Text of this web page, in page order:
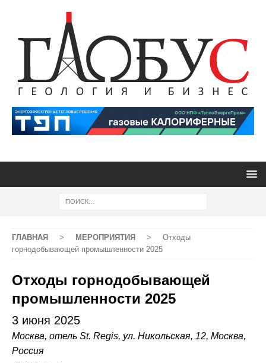
ГЛАВНАЯ > МЕРОПРИЯТИЯ >
Отходы
горнодобывающей промышленности 2025
Отходы горнодобывающей
промышленности 2025
3 июня 2025
Москва, отель St. Regis, ул. Никольская, 12, Москва,
Россия